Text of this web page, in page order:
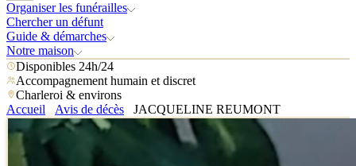
Organiser les funérailles
Chercher un défunt
Guide & démarches
Notre maison
Disponibles 24h/24
Accompagnement humain et discret
Charleroi & environs
Accueil
Avis de décès JACQUELINE REUMONT